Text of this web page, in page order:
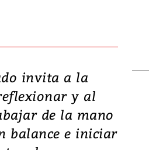
invita a la
y al
de la mano
balance e iniciar
Japón: Terremoto
y graves
en Kumamoto